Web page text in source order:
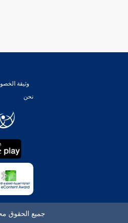
وثيقة
نحن
جميع الحقوق محفوظة © 2026 -